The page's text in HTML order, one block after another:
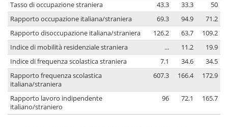
Tasso di occupazione straniera
43.3 33.3
50
Rapporto occupazione italiana/straniera
69.3 94.9
71.2
Rapporto disoccupazione italiana/straniera
126.2 63.7
109.2
Indice di mobilità residenziale straniera
... 11.2
19.9
Indice di frequenza scolastica straniera
7.1 34.6
34.5
Rapporto frequenza scolastica
italiana/straniera
607.3 166.4 172.9
Rapporto lavoro indipendente
italiano/straniero
96 72.1 165.7